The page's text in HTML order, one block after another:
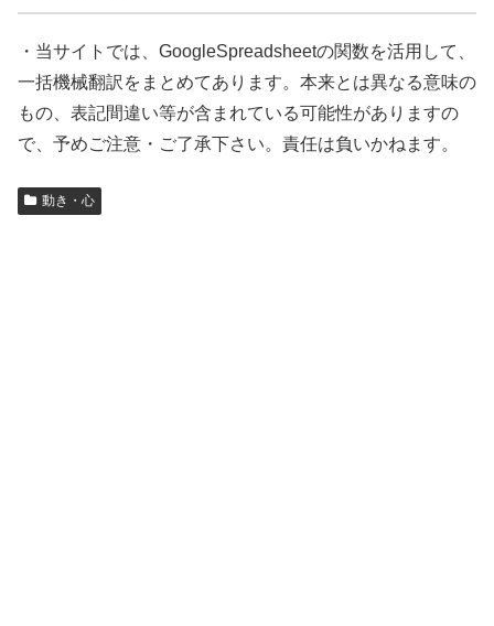
・当サイトでは、GoogleSpreadsheetの関数を活用して、
一括機械翻訳をまとめてあります。本来とは異なる意味の
もの、表記間違い等が含まれている可能性がありますの
で、予めご注意・ご了承下さい。責任は負いかねます。
動き・心